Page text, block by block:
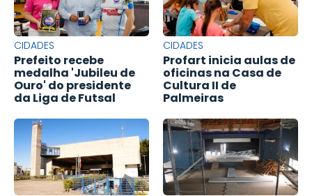
CIDADES
Prefeito recebe
medalha 'Jubileu de
Ouro' do presidente
da Liga de Futsal
CIDADES
Profart inicia aulas de
oficinas na Casa de
Cultura II de
Palmeiras